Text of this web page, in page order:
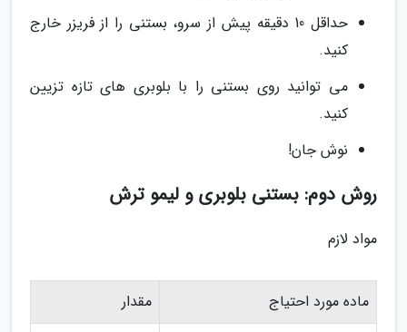
حداقل 10 دقیقه پیش از سرو، بستنی را از فریزر خارج
کنید.
می توانید روی بستنی را با بلوبری های تازه تزیین
کنید.
نوش جان!
روش دوم: بستنی بلوبری و لیمو ترش
مواد لازم
ماده مورد احتیاج
مقدار